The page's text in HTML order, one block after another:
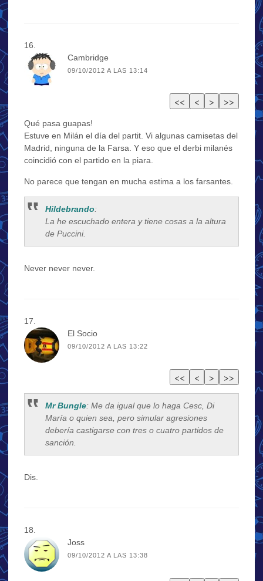
Cambridge
09/10/2012 A LAS 13:14
Qué pasa guapas!
Estuve en Milán el día del partit. Vi algunas camisetas del
Madrid, ninguna de la Farsa. Y eso que el derbi milanés
coincidió con el partido en la piara.
No parece que tengan en mucha estima a los farsantes.
Hildebrando:
La he escuchado entera y tiene cosas a la altura
de Puccini.
Never never never.
El Socio
09/10/2012 A LAS 13:22
Mr Bungle: Me da igual que lo haga Cesc, Di
María o quien sea, pero simular agresiones
debería castigarse con tres o cuatro partidos de
sanción.
Dis.
Joss
09/10/2012 A LAS 13:38